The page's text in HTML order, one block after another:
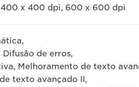
x 400 dpi, 600 x 600 dpi
de erros,
Melhoramento de texto
texto avançado II,